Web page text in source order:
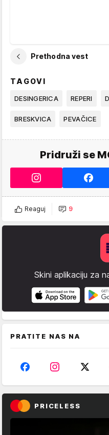
Prethodna vest
TAGOVI
DESINGERICA REPERI
BRESKVICA PEVAČICE
Pridruži se
Reaguj 9
Skini aplikaciju za
PRATITE NAS NA
PRICELESS